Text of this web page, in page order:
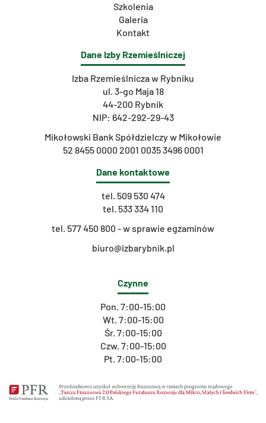
Szkolenia
Galeria
Kontakt
Dane Izby Rzemieślniczej
Izba Rzemieślnicza w Rybniku
ul. 3-go Maja 18
44-200 Rybnik
NIP: 642-292-29-43
Mikołowski Bank Spółdzielczy w Mikołowie
52 8455 0000 2001 0035 3496 0001
Dane kontaktowe
tel. 509 530 474
tel. 533 334 110
tel. 577 450 800 - w sprawie egzaminów
biuro@izbarybnik.pl
Czynne
Pon. 7:00-15:00
Wt. 7:00-15:00
Śr. 7:00-15:00
Czw. 7:00-15:00
Pt. 7:00-15:00